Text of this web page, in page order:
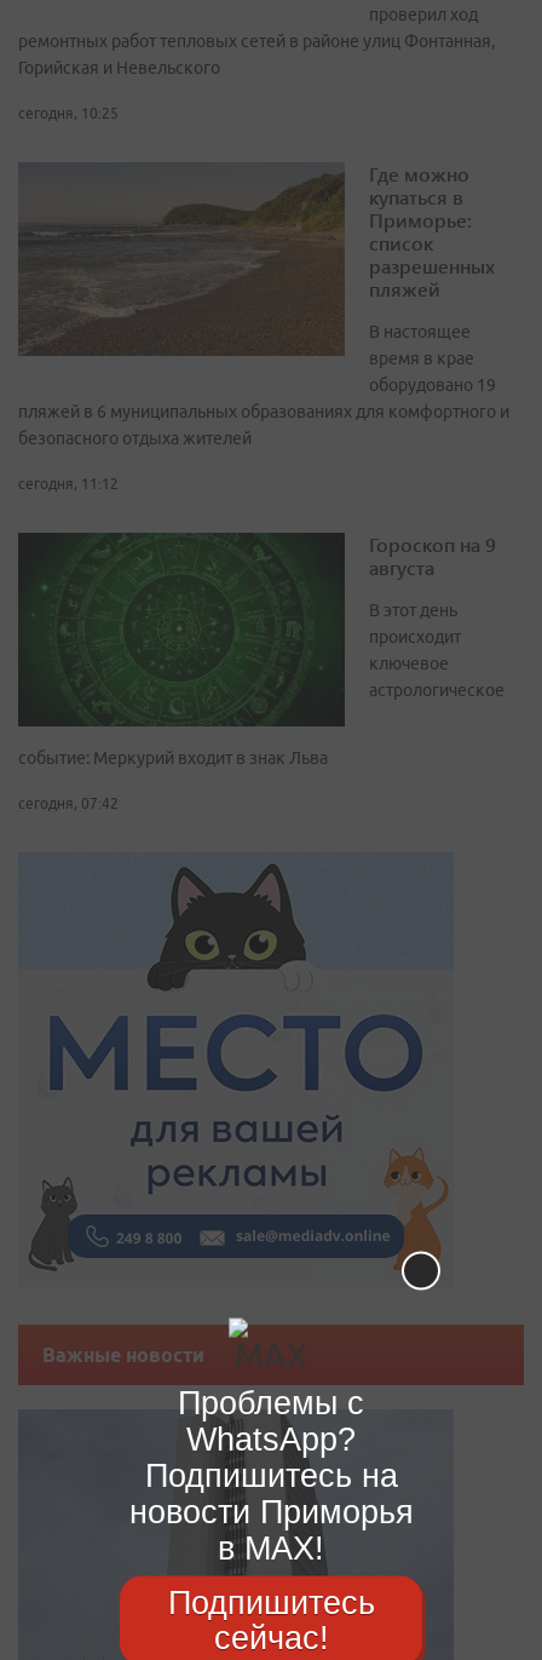
проверил ход
ремонтных работ тепловых сетей в районе улиц Фонтанная,
Горийская и Невельского
сегодня, 10:25
Где можно
купаться в
Приморье:
список
разрешенных
пляжей
В настоящее
время в крае
оборудовано 19
пляжей в 6 муниципальных образованиях для комфортного и
безопасного отдыха жителей
сегодня, 11:12
Гороскоп на 9
августа
В этот день
происходит
ключевое
астрологическое
событие: Меркурий входит в знак Льва
сегодня, 07:42
Важные новости
Проблемы с
WhatsApp?
Подпишитесь на
новости Приморья
в MAX!
Подпишитесь
сейчас!